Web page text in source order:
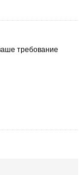
требование